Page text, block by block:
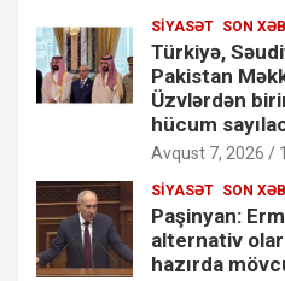
SIYASƏT SON
Türkiyə,
Pakistan
Üzvlərdən
hücum
Avqust 7, 2026 /
SIYASƏT SON
Paşinyan:
alternativ
hazırda